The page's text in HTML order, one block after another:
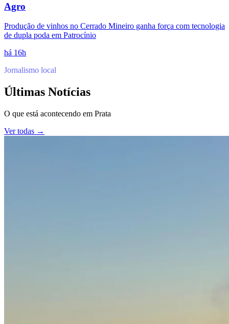
Agro
Produção de vinhos no Cerrado Mineiro ganha força com tecnologia
de dupla poda em Patrocínio
há 16h
Jornalismo local
Últimas Notícias
O que está acontecendo em Prata
Ver todas →